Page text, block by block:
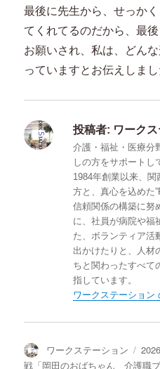
最後に先生から、せっか
てくれてるのだから、最
お願いされ、私は、どん
っていますとお伝えしまし
投稿者: ワーク
介護・福祉・医療分
しの方をサポートし
1984年創業以来、
方と、真心を込めた
信頼関係の構築に努
に、社員が病院や福
た、ボランティア活
出かけたりと、人材
ちと関わったすべて
指しています。
ワークステーション
投
稿
ワークステーション
投
稿
戦「岡田のおばちゃん 介護職ブ